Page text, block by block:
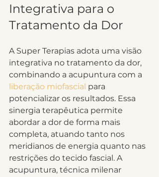
Integrativa para o
Tratamento da Dor
A Super Terapias adota uma visão
integrativa no tratamento da dor,
combinando a acupuntura com a
liberação miofascial para
potencializar os resultados. Essa
sinergia terapêutica permite
abordar a dor de forma mais
completa, atuando tanto nos
meridianos de energia quanto nas
restrições do tecido fascial. A
acupuntura, técnica milenar